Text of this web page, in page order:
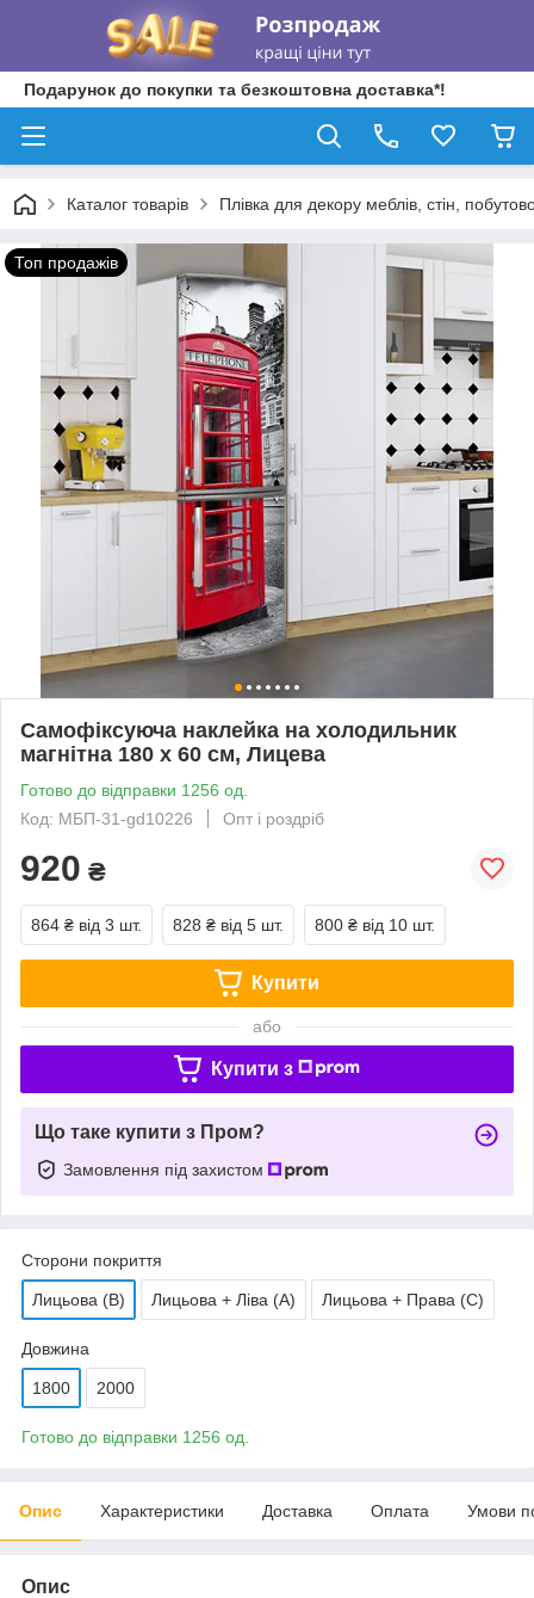
Подарунок до покупки та безкоштовна доставка*!
Каталог товарів Плівка для декору меблів, стін,
Топ продажів
Самофіксуюча наклейка на холодильник
магнітна 180 х 60 см, Лицева
Готово до відправки 1256 од.
Код: МБП-31-gd10226
Опт і роздріб
920 ₴
864 ₴ від 3 шт. 828 ₴ від 5 шт. 800 ₴ від 10 шт.
Купити
або
Купити з
Що таке купити з Пром?
Замовлення під захистом
Сторони покриття
Лицьова (В) Лицьова + Ліва (А) Лицьова + Права (C)
Довжина
1800 2000
Готово до відправки 1256 од.
Опис Характеристики Доставка Оплата Умови
Опис